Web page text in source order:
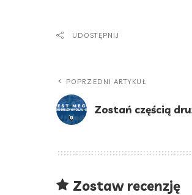
UDOSTĘPNIJ
POPRZEDNI ARTYKUŁ
Zostań częścią
Zostaw recenzję